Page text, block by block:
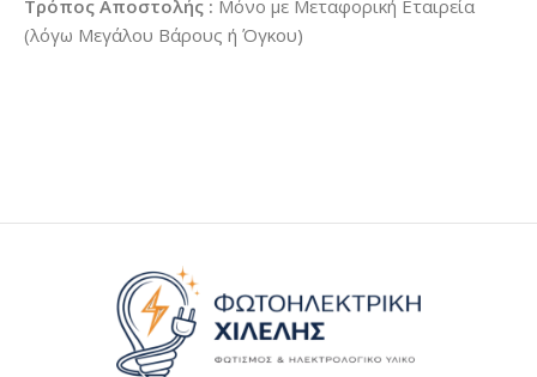
Τρόπος Αποστολής : Μόνο με Μεταφορική Εταιρεία
(λόγω Μεγάλου Βάρους ή Όγκου)